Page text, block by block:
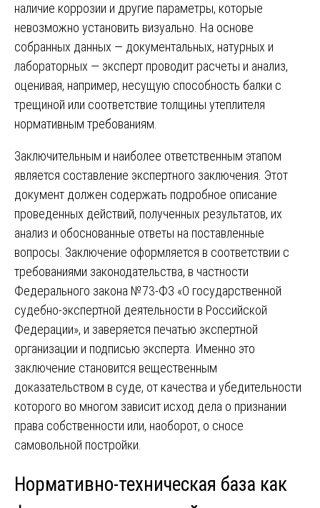
наличие коррозии и другие параметры, которые
невозможно установить визуально. На основе
собранных данных — документальных, натурных и
лабораторных — эксперт проводит расчеты и анализ,
оценивая, например, несущую способность балки с
трещиной или соответствие толщины утеплителя
нормативным требованиям.
Заключительным и наиболее ответственным этапом
является составление экспертного заключения. Этот
документ должен содержать подробное описание
проведенных действий, полученных результатов, их
анализ и обоснованные ответы на поставленные
вопросы. Заключение оформляется в соответствии с
требованиями законодательства, в частности
Федерального закона №73-ФЗ «О государственной
судебно-экспертной деятельности в Российской
Федерации», и заверяется печатью экспертной
организации и подписью эксперта. Именно это
заключение становится вещественным
доказательством в суде, от качества и убедительности
которого во многом зависит исход дела о признании
права собственности или, наоборот, о сносе
самовольной постройки.
Нормативно-техническая база как